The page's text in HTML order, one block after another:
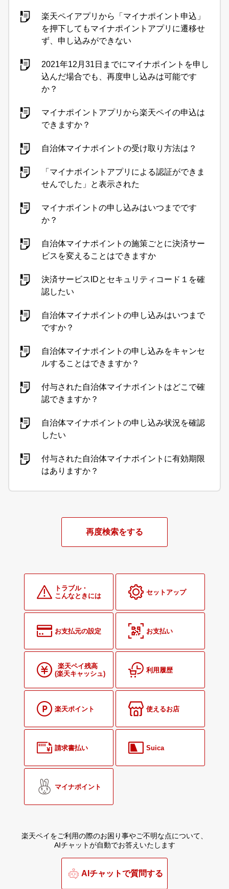
楽天ペイアプリから「マイナポイント申込」
を押下してもマイナポイントアプリに遷移せ
ず、申し込みができない
2021年12月31日までにマイナポイントを申し
込んだ場合でも、再度申し込みは可能です
か？
マイナポイントアプリから楽天ペイの申込は
できますか？
自治体マイナポイントの受け取り方法は？
「マイナポイントアプリによる認証ができま
せんでした」と表示された
マイナポイントの申し込みはいつまでです
か？
自治体マイナポイントの施策ごとに決済サー
ビスを変えることはできますか
決済サービスIDとセキュリティコード１を確
認したい
自治体マイナポイントの申し込みはいつまで
ですか？
自治体マイナポイントの申し込みをキャンセ
ルすることはできますか？
付与された自治体マイナポイントはどこで確
認できますか？
自治体マイナポイントの申し込み状況を確認
したい
付与された自治体マイナポイントに有効期限
はありますか？
再度検索をする
トラブル・
こんなときには
セットアップ
お支払元の設定 お支払い
楽天ペイ残高
(楽天キャッシュ)
利用履歴
楽天ポイント 使えるお店
請求書払い Suica
マイナポイント
楽天ペイをご利用の際のお困り事やご不明な点について、
AIチャットが自動でお答えいたします
AIチャットで質問する